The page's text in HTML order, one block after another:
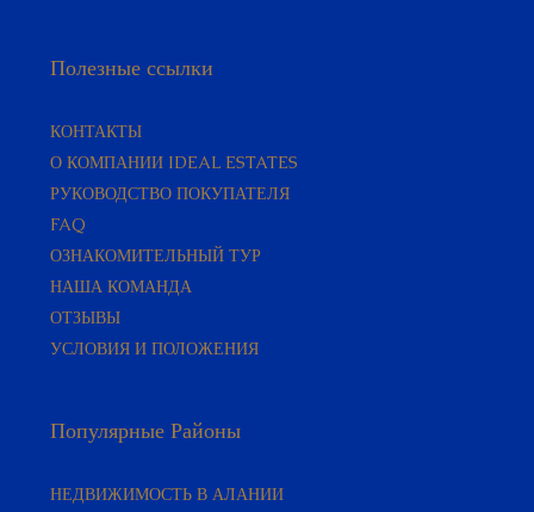
Полезные ссылки
КОНТАКТЫ
О КОМПАНИИ IDEAL ESTATES
РУКОВОДСТВО ПОКУПАТЕЛЯ​
FAQ
ОЗНАКОМИТЕЛЬНЫЙ ТУР
НАША КОМАНДА
ОТЗЫВЫ
УСЛОВИЯ И ПОЛОЖЕНИЯ
Популярные Районы
НЕДВИЖИМОСТЬ В АЛАНИИ